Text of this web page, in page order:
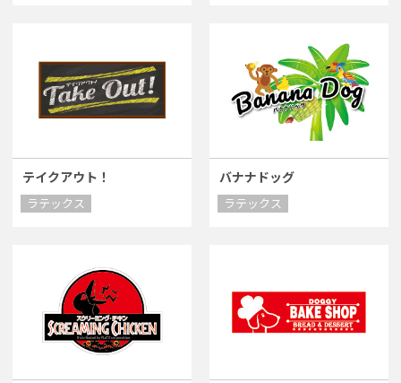
テイクアウト！
ラテックス
バナナドッグ
ラテックス